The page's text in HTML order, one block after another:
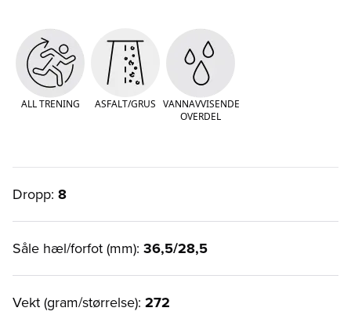
ALL TRENING ASFALT/GRUS VANNAVVISENDE
OVERDEL
Dropp: 8
Såle hæl/forfot (mm): 36,5/28,5
Vekt (gram/størrelse): 272